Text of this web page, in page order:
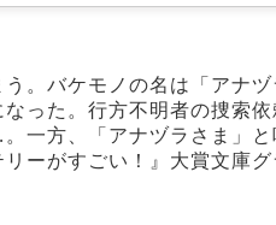
。バケモノの名は「アナ
った。行方不明者の捜索
一方、「アナヅラさま」
ーがすごい！』大賞文庫グ